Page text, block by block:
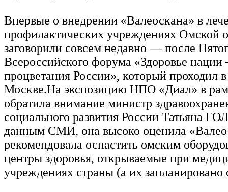
Впервые о внедрении «Валеоскана» в
профилактических учреждениях Омской
заговорили совсем недавно — после
Всероссийского форума «Здоровье
процветания России», который проходил в
Москве.На экспозицию НПО «Диал» в
обратила внимание министр
социального развития России Татьяна
данным СМИ, она высоко оценила
рекомендовала оснастить омским
центры здоровья, открываемые при
учреждениях страны (а их запланировано